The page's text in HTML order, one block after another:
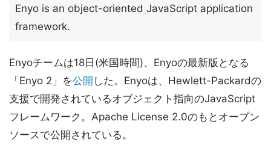
Enyo is an object-oriented JavaScript application
framework.
Enyoチームは18日(米国時間)、Enyoの最新版となる
「Enyo 2」を公開 した。Enyoは、Hewlett-Packardの
支援で開発されているオブジェクト指向のJavaScript
フレームワーク。Apache License 2.0のもとオープン
ソースで公開されている。